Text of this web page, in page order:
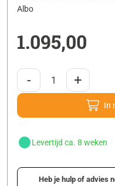
Albo
1.095,00
- +
In
Levertijd ca. 8 weken
Heb je hulp of advies